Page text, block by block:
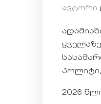
ავტორი
2026